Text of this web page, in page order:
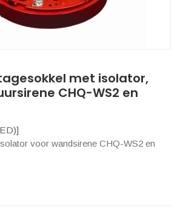
met isolator,
CHQ-WS2 en
]
voor wandsirene CHQ-WS2 en